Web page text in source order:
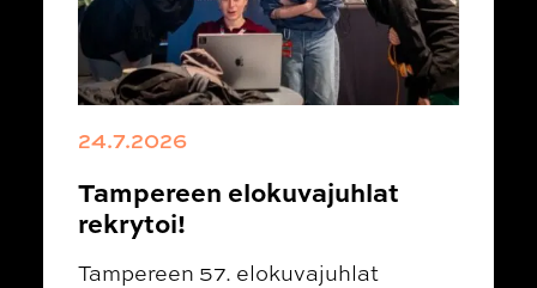
24.7.2026
Tampereen elokuvajuhlat
rekrytoi!
Tampereen 57. elokuvajuhlat